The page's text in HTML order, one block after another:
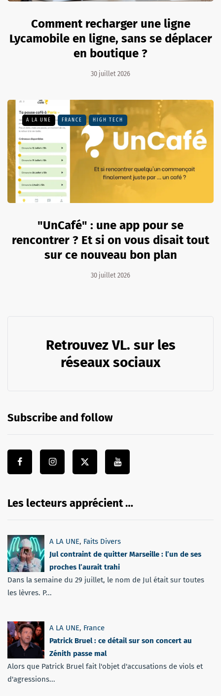
Comment recharger une ligne
Lycamobile en ligne, sans se déplacer
en boutique ?
30 juillet 2026
A LA UNE FRANCE HIGH TECH
"UnCafé" : une app pour se
rencontrer ? Et si on vous disait tout
sur ce nouveau bon plan
30 juillet 2026
Retrouvez VL. sur les
réseaux sociaux
Subscribe and follow
Les lecteurs apprécient …
A LA UNE, Faits Divers
Jul contraint de quitter Marseille : l’un de ses
proches l’aurait trahi
Dans la semaine du 29 juillet, le nom de Jul était sur toutes
les lèvres. P...
A LA UNE, France
Patrick Bruel : ce détail sur son concert au
Zénith passe mal
Alors que Patrick Bruel fait l'objet d'accusations de viols et
d'agressions...